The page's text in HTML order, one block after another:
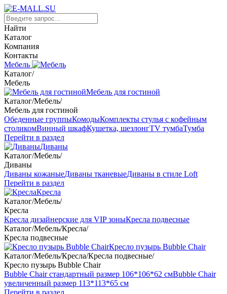
Найти
Каталог
Компания
Контакты
Мебель
Каталог/
Мебель
Мебель для гостиной
Каталог/Мебель/
Мебель для гостиной
Обеденные группыКомодыКомплекты стулья с кофейным
столикомВинный шкафКушетка, шезлонгTV тумбаТумба
Перейти в раздел
Диваны
Каталог/Мебель/
Диваны
Диваны кожаныеДиваны тканевыеДиваны в стиле Loft
Перейти в раздел
Кресла
Каталог/Мебель/
Кресла
Кресла дизайнерские для VIP зоныКресла подвесные
Каталог/Мебель/Кресла/
Кресла подвесные
Кресло пузырь Bubble Chair
Каталог/Мебель/Кресла/Кресла подвесные/
Кресло пузырь Bubble Chair
Bubble Chair стандартный размер 106*106*62 смBubble Chair
увеличенный размер 113*113*65 см
Перейти в раздел